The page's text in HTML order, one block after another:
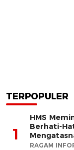
TERPOPULER
1
HMS
Berhati-
RAGAM